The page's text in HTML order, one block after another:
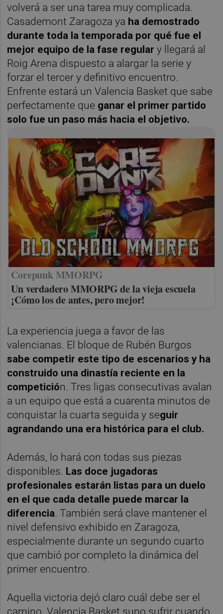
volverá a ser una tarea muy complicada.
Casademont Zaragoza ya ha demostrado
durante toda la temporada por qué fue el
mejor equipo de la fase regular y llegará al
Roig Arena dispuesto a alargar la serie y
forzar el tercer y definitivo encuentro.
Enfrente estará un Valencia Basket que sabe
perfectamente que ganar el primer partido
solo fue un paso más hacia el objetivo.
Corepunk MMORPG
Un verdadero MMORPG de la vieja escuela
¡Cómo los de antes, pero mejor!
La experiencia juega a favor de las
valencianas. El bloque de Rubén Burgos
sabe competir este tipo de escenarios y ha
construido una dinastía reciente en la
competición. Tres ligas consecutivas avalan
a un equipo que está a cuarenta minutos de
conquistar la cuarta seguida y seguir
agrandando una era histórica para el club.
Además, lo hará con todas sus piezas
disponibles. Las doce jugadoras
profesionales estarán listas para un duelo
en el que cada detalle puede marcar la
diferencia. También será clave mantener el
nivel defensivo exhibido en Zaragoza,
especialmente durante un segundo cuarto
que cambió por completo la dinámica del
primer encuentro.
Aquella victoria dejó claro cuál debe ser el